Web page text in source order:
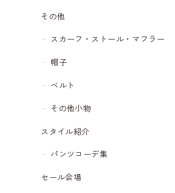
その他
スカーフ・ストール・マフラー
帽子
ベルト
その他小物
スタイル紹介
パンツコーデ集
セール会場